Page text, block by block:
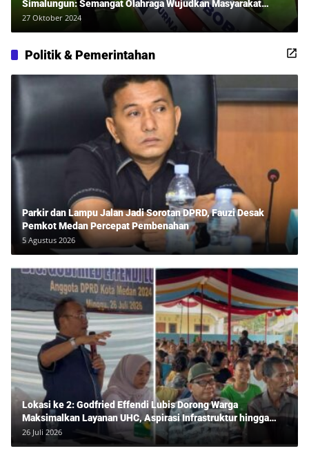
Simalungun: Semangat Olahraga Wujudkan Masyarakat
Sehat Bersama Erwan Rozadi dan Ribuan Penonton!
27 Oktober 2024
Politik & Pemerintahan
Parkir dan Lampu Jalan Jadi Sorotan DPRD, Fauzi Desak
Pemkot Medan Percepat Pembenahan
5 Agustus 2026
Lokasi ke 2: Godfried Effendi Lubis Dorong Warga
Maksimalkan Layanan UHC, Aspirasi Infrastruktur hingga
Pendidikan Mengemuka dalam Reses Medan Amplas
26 Juli 2026